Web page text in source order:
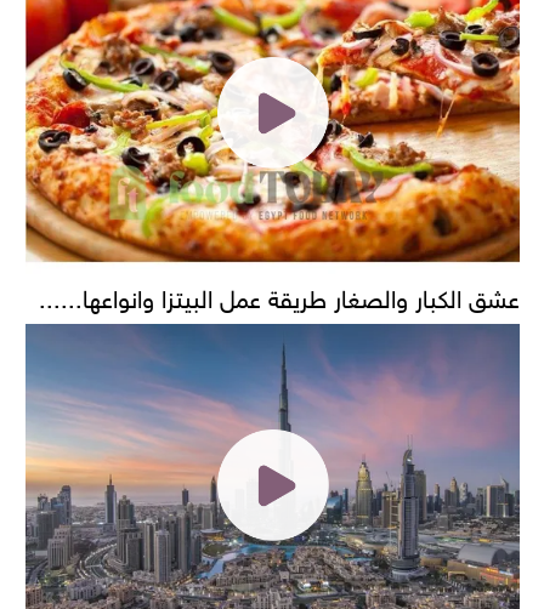
عشق الكبار والصغار طريقة عمل البيتزا وانواعها......